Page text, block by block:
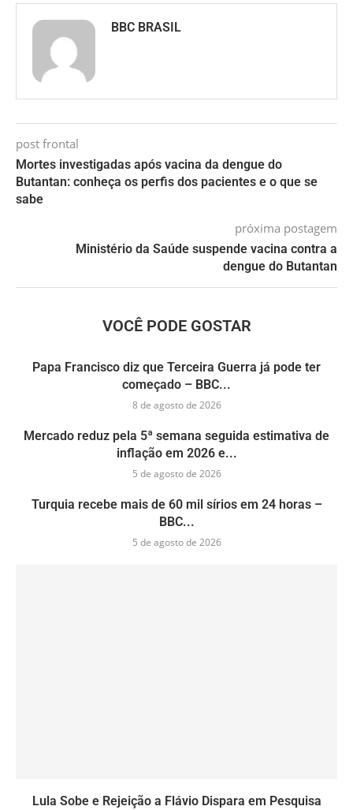
BBC BRASIL
post frontal
Mortes investigadas após vacina da dengue do
Butantan: conheça os perfis dos pacientes e o que se
sabe
próxima postagem
Ministério da Saúde suspende vacina contra a
dengue do Butantan
VOCÊ PODE GOSTAR
Papa Francisco diz que Terceira Guerra já pode ter
começado – BBC...
8 de agosto de 2026
Mercado reduz pela 5ª semana seguida estimativa de
inflação em 2026 e...
5 de agosto de 2026
Turquia recebe mais de 60 mil sírios em 24 horas –
BBC...
5 de agosto de 2026
Lula Sobe e Rejeição a Flávio Dispara em Pesquisa